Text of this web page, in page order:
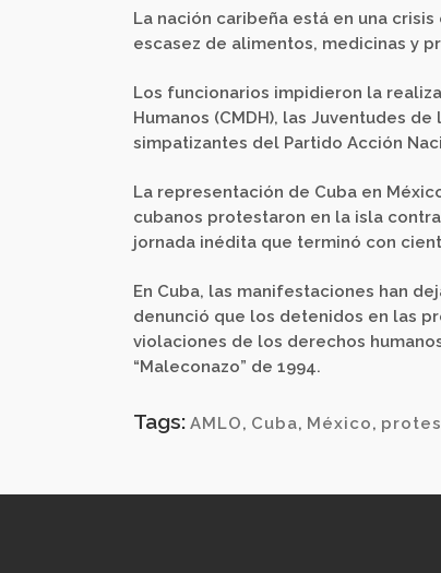
La nación caribeña está en una
escasez de alimentos, medicinas y
Los funcionarios impidieron la
Humanos (CMDH), las Juventudes
simpatizantes del Partido Acción
La representación de Cuba en
cubanos protestaron en la isla
jornada inédita que terminó con
En Cuba, las manifestaciones han
denunció que los detenidos en las
violaciones de los derechos
“Maleconazo” de 1994.
Tags: AMLO, Cuba, México,